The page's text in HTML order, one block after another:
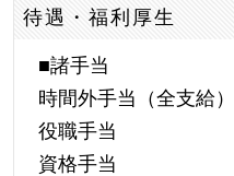
待遇・福利厚生
■諸手当
時間外手当（全支給
役職手当
資格手当